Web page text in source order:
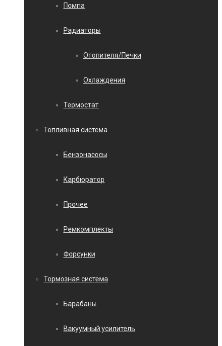
Помпа
Радиаторы
Отопителя/Печки
Охлаждения
Термостат
Топливная система
Бензонасосы
Карбюратор
Прочее
Ремкомплекты
Форсунки
Тормозная система
Барабаны
Вакуумный усилитель